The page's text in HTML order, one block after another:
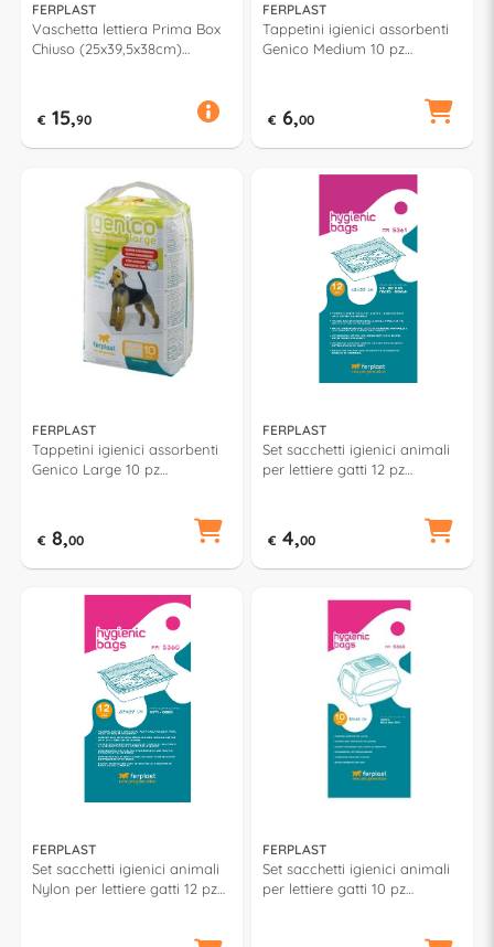
FERPLAST
Vaschetta lettiera Prima Box
Chiuso (25x39,5x38cm)
€ 15,90
FERPLAST
Tappetini igienici assorbenti
Genico Medium 10 pz
€ 6,00
FERPLAST
Tappetini igienici assorbenti
Genico Large 10 pz
€ 8,00
FERPLAST
Set sacchetti igienici animali
per lettiere gatti 12 pz
€ 4,00
FERPLAST
Set sacchetti igienici animali
Nylon per lettiere gatti 12 pz
FERPLAST
Set sacchetti igienici animali
per lettiere gatti 10 pz